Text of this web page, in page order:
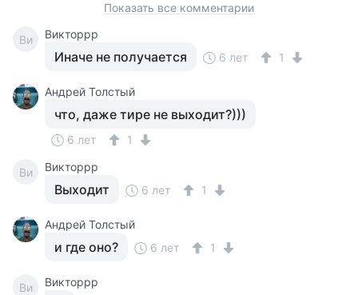
Показать все комментарии
Ви Викторрр
Иначе не получается 6 лет 1
Андрей Толстый
что, даже тире не выходит?)))
6 лет 1
Ви Викторрр
Выходит 6 лет 1
Андрей Толстый
и где оно? 6 лет 1
Ви Викторрр